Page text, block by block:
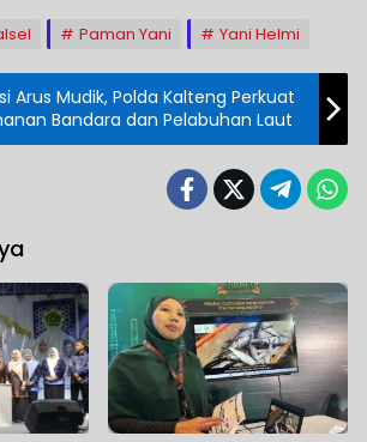
Paman Yani Yani Helmi
Arus Mudik, Polda Kalteng Perkuat
Bandara dan Pelabuhan Laut